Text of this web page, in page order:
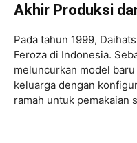
Akhir Produksi
Pada tahun 1999,
Feroza di Indonesia.
meluncurkan model
keluarga dengan
ramah untuk pemakaian